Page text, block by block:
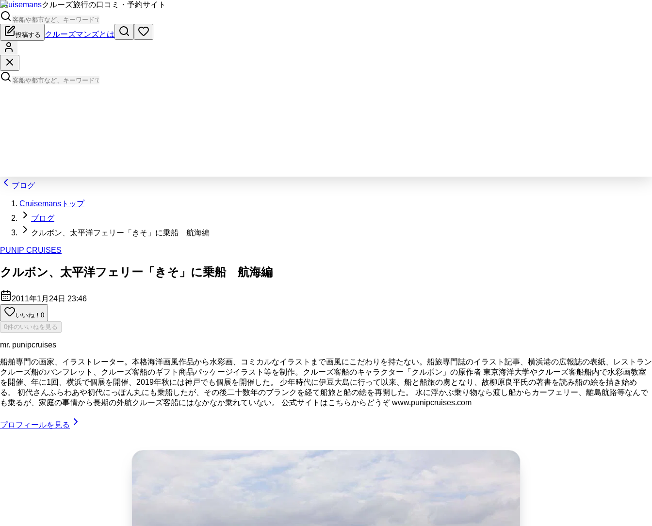
Cruisemansクルーズ旅行の口コミ・予約サイト
投稿する クルーズマンズとは
ブログ
Cruisemansトップ
ブログ
クルボン、太平洋フェリー「きそ」に乗船 航海編
PUNIP CRUISES
クルボン、太平洋フェリー「きそ」に乗船 航海編
2011年1月24日 23:46
いいね！ 0
0件のいいねを見る
mr. punipcruises
船舶専門の画家、イラストレーター。本格海洋画風作品から水彩画、コミカルなイラストまで画風にこだわりを持たない。船旅専門誌のイラスト記事、横浜港の広報誌の表紙、レストラン
クルーズ船のパンフレット、クルーズ客船のギフト商品パッケージイラスト等を制作。クルーズ客船のキャラクター「クルボン」の原作者 東京海洋大学やクルーズ客船船内で水彩画教室
を開催、年に1回、横浜で個展を開催、2019年秋には神戸でも個展を開催した。 少年時代に伊豆大島に行って以来、船と船旅の虜となり、故柳原良平氏の著書を読み船の絵を描き始め
る。 初代さんふらわあや初代にっぽん丸にも乗船したが、その後二十数年のブランクを経て船旅と船の絵を再開した。 水に浮かぶ乗り物なら渡し船からカーフェリー、離島航路等なんで
も乗るが、家庭の事情から長期の外航クルーズ客船にはなかなか乗れていない。 公式サイトはこちらからどうぞ www.punipcruises.com
プロフィールを見る